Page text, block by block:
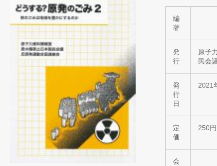
編
著
発
行
原子
民会
発
行
日
2021
定
価
250円
会